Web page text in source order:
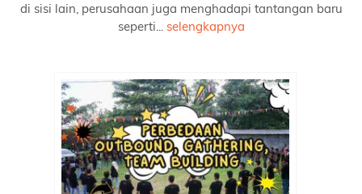
di sisi lain, perusahaan juga menghadapi tantangan baru
seperti... selengkapnya